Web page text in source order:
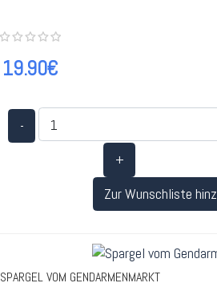
19.90€
-
+
Zur Wunschliste
SPARGEL VOM GENDARMENMARKT